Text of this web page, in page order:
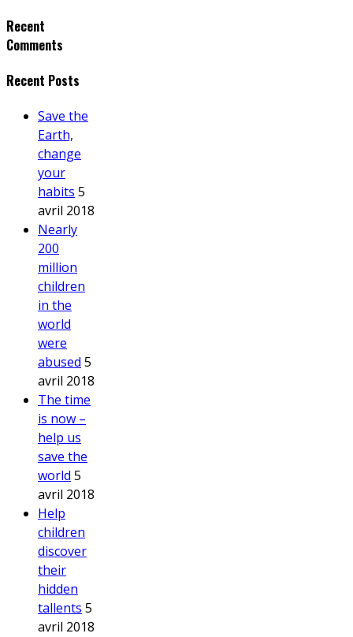
Recent
Comments
Recent Posts
Save the
Earth,
change
your
habits 5
avril 2018
Nearly
200
million
children
in the
world
were
abused 5
avril 2018
The time
is now –
help us
save the
world 5
avril 2018
Help
children
discover
their
hidden
tallents 5
avril 2018